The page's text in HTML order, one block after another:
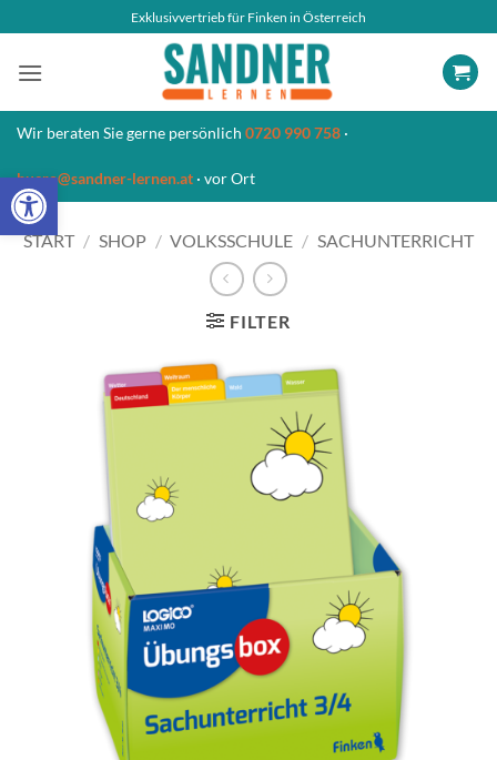
Open toolbar
Inhalt
springen
Exklusivvertrieb für Finken in Österreich
Wir beraten Sie gerne persönlich 0720 990 758 ·
buero@sandner-lernen.at · vor Ort
START / SHOP / VOLKSSCHULE / SACHUNTERRICHT
FILTER